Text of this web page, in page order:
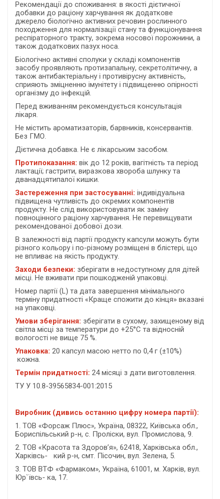
Рекомендації до споживання: в якості дієтичної
добавки до раціону харчування як додаткове
джерело біологічно активних речовин рослинного
походження для нормалізації стану та функціонування
респіраторного тракту, зокрема носової порожнини, а
також додаткових пазух носа.
Біологічно активні сполуки у складі компонентів
засобу проявляють протизапальну, секретолітичну, а
також антибактеріальну і противірусну активність,
сприяють зміцненню імунітету і підвищенню опірності
організму до інфекцій.
Перед вживанням рекомендується консультація
лікаря.
Не містить ароматизаторів, барвників, консервантів.
Без ГМО.
Дієтична добавка. Не є лікарським засобом.
Протипоказання: вік до 12 років, вагітність та період
лактації; гастрити, виразкова хвороба шлунку та
дванадцятипалої кишки.
Застереження при застосуванні: індивідуальна
підвищена чутливість до окремих компонентів
продукту. Не слід використовувати як заміну
повноцінного раціону харчування. Не перевищувати
рекомендованої добової дози.
В залежності від партії продукту капсули можуть бути
різного кольору і по-різному розміщені в блістері, що
не впливає на якість продукту.
Заходи безпеки: зберігати в недоступному для дітей
місці. Не вживати при пошкодженій упаковці.
Номер партії (L) та дата завершення мінімального
терміну придатності «Краще спожити до кінця» вказані
на упаковці.
Умови зберігання: зберігати в сухому, захищеному від
світла місці за температури до +25°С та відносній
вологості не вище 75 %.
Упаковка: 20 капсул масою нетто по 0,4 г (±10%)
кожна.
Термін придатності: 24місяці з дати виготовлення.
ТУ У 10.8-39565834-001:2015
Виробник (дивись останню цифру номера партії):
1. ТОВ «Форсаж Плюс», Україна, 08322, Київська обл.,
Бориспільський р-н, с. Проліски, вул. Промислова, 9.
2. ТОВ «Красота та Здоров’я», 62418, Харківська обл.,
Харківсь- кий р-н, смт. Пісочин, вул. Зелена, 5.
3. ТОВ ВТФ «Фармаком», Україна, 61001, м. Харків, вул.
Юр`ївсь- ка, 17.